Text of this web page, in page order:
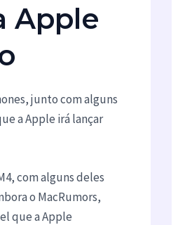
Apple
junto com alguns
a Apple irá lançar
com alguns deles
o MacRumors,
que a Apple